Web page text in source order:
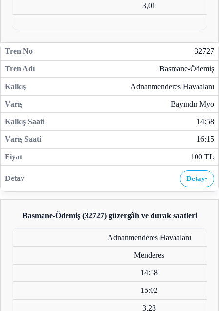
3,01
32727
Basmane-Ödemiş
Adnanmenderes Havaalanı
Bayındır Myo
14:58
16:15
100 TL
Detay›
Basmane-Ödemiş (32727)güzergâh ve durak saatleri
Adnanmenderes Havaalanı
Menderes
14:58
15:02
3,28